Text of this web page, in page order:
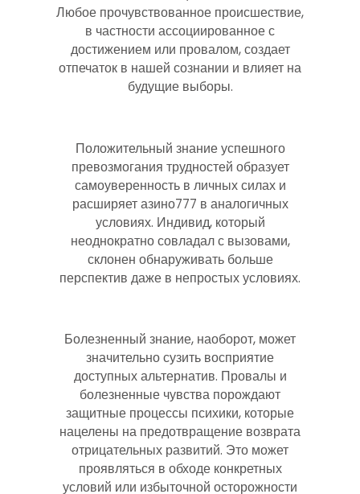
Любое прочувствованное происшествие,
в частности ассоциированное с
достижением или провалом, создает
отпечаток в нашей сознании и влияет на
будущие выборы.
Положительный знание успешного
превозмогания трудностей образует
самоуверенность в личных силах и
расширяет азино777 в аналогичных
условиях. Индивид, который
неоднократно совладал с вызовами,
склонен обнаруживать больше
перспектив даже в непростых условиях.
Болезненный знание, наоборот, может
значительно сузить восприятие
доступных альтернатив. Провалы и
болезненные чувства порождают
защитные процессы психики, которые
нацелены на предотвращение возврата
отрицательных развитий. Это может
проявляться в обходе конкретных
условий или избыточной осторожности